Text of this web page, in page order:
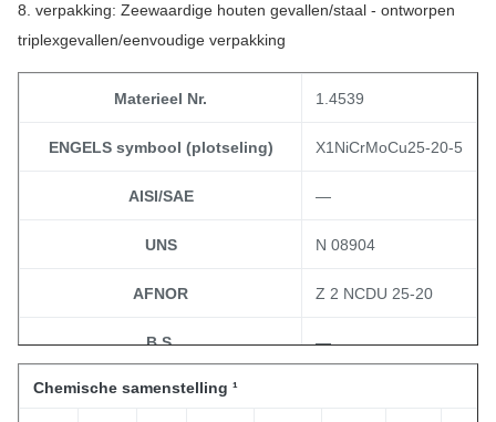
8. verpakking: Zeewaardige houten gevallen/staal - ontworpen
triplexgevallen/eenvoudige verpakking
Materieel Nr. 1.4539
ENGELS symbool (plotseling) X1NiCrMoCu25-20-5
AISI/SAE —
UNS N 08904
AFNOR Z 2 NCDU 25-20
B.S. —
legering
Chemische samenstelling ¹